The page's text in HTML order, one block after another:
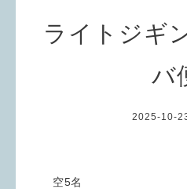
ライトジギ
バ
2025-10-
空5名